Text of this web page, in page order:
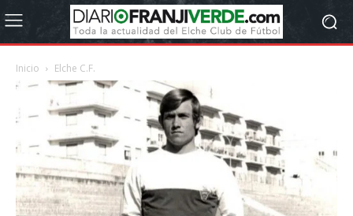
Inicio Elche C.F.